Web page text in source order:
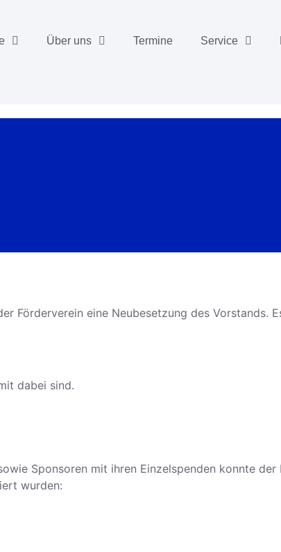
Über uns Termine Service
Förderverein eine Neubesetzung des Vorstands.
dabei sind.
Sponsoren mit ihren Einzelspenden konnte der
wurden: